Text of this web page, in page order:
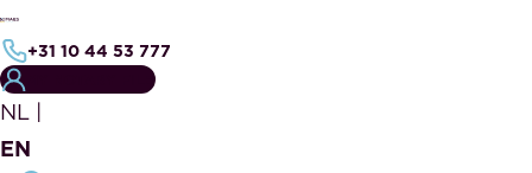
+31 10 44 53 777
NL |
EN